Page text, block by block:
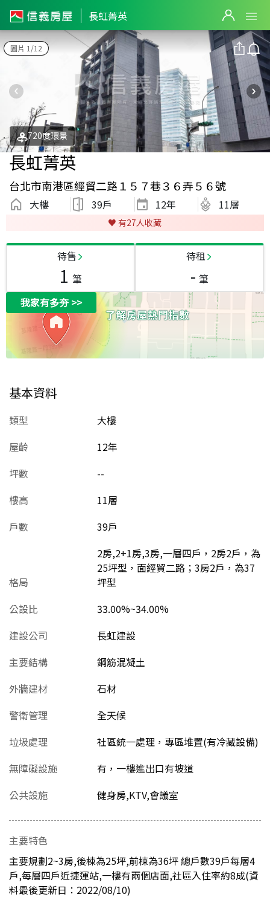
長虹菁英
圖片 1/12
720度環景
長虹菁英
台北市南港區經貿二路１５７巷３６弄５６號
大樓 39戶 12年 11層
♥️ 有27人收藏
待售
1 筆
待租
- 筆
我家有多夯>>
基本資料
類型
大樓
屋齡
12年
坪數
--
樓高
11層
戶數
39戶
格局
2房,2+1房,3房,一層四戶，2房2戶，為
25坪型，面經貿二路；3房2戶，為37
坪型
公設比
33.00%~34.00%
建設公司
長虹建設
主要結構
鋼筋混凝土
外牆建材
石材
警衛管理
全天候
垃圾處理
社區統一處理，專區堆置(有冷藏設備)
無障礙設施
有，一樓進出口有坡道
公共設施
健身房,KTV,會議室
主要特色
主要規劃2~3房,後棟為25坪,前棟為36坪 總戶數39戶每層4
戶,每層四戶近捷運站,一樓有兩個店面,社區入住率約8成(資
料最後更新日：2022/08/10)